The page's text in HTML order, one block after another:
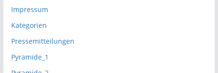
Impressum
Kategorien
Pressemitteilungen
Pyramide_1